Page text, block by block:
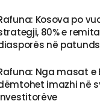
Kosova po
80% e
në
Nga masat e
imazhi në